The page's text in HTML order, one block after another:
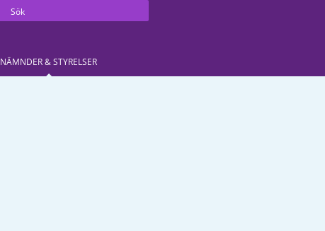
Sök
NÄMNDER & STYRELSER